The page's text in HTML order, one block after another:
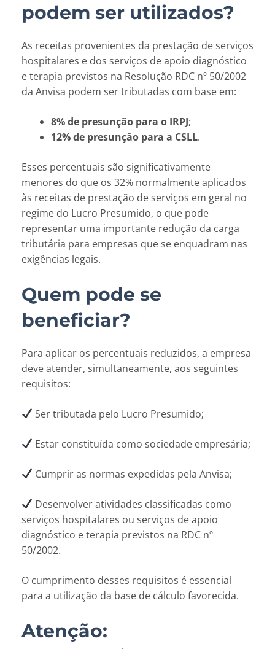
podem ser utilizados?
As receitas provenientes da prestação de serviços
hospitalares e dos serviços de apoio diagnóstico
e terapia previstos na Resolução RDC nº 50/2002
da Anvisa podem ser tributadas com base em:
8% de presunção para o IRPJ;
12% de presunção para a CSLL.
Esses percentuais são significativamente
menores do que os 32% normalmente aplicados
às receitas de prestação de serviços em geral no
regime do Lucro Presumido, o que pode
representar uma importante redução da carga
tributária para empresas que se enquadram nas
exigências legais.
Quem pode se
beneficiar?
Para aplicar os percentuais reduzidos, a empresa
deve atender, simultaneamente, aos seguintes
requisitos:
Ser tributada pelo Lucro Presumido;
Estar constituída como sociedade empresária;
Cumprir as normas expedidas pela Anvisa;
Desenvolver atividades classificadas como
serviços hospitalares ou serviços de apoio
diagnóstico e terapia previstos na RDC nº
50/2002.
O cumprimento desses requisitos é essencial
para a utilização da base de cálculo favorecida.
Atenção: